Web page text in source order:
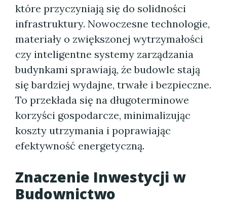
które przyczyniają się do solidności
infrastruktury. Nowoczesne technologie,
materiały o zwiększonej wytrzymałości
czy inteligentne systemy zarządzania
budynkami sprawiają, że budowle stają
się bardziej wydajne, trwałe i bezpieczne.
To przekłada się na długoterminowe
korzyści gospodarcze, minimalizując
koszty utrzymania i poprawiając
efektywność energetyczną.
Znaczenie Inwestycji w
Budownictwo